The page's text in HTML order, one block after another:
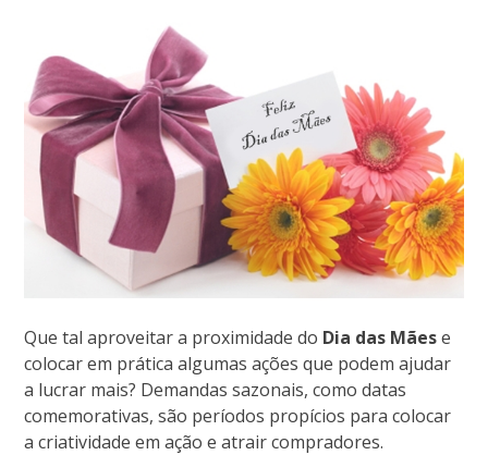
Que tal aproveitar a proximidade do Dia das Mãese
colocar em prática algumas ações que podem ajudar
a lucrar mais? Demandas sazonais, como datas
comemorativas, são períodos propícios para colocar
a criatividade em ação e atrair compradores.